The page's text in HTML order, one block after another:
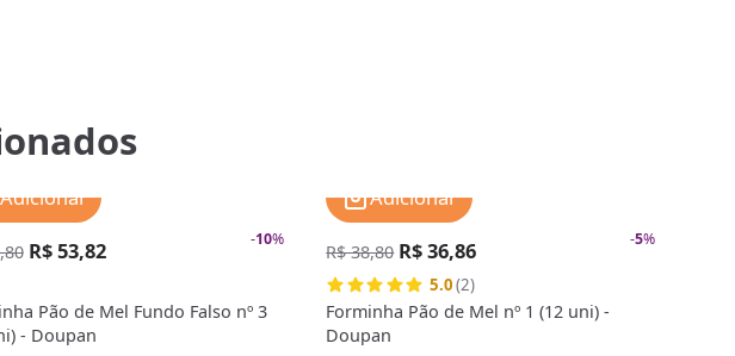
-10%
R$ 53,82
Pão de Mel Fundo Falso nº 3
- Doupan
Adicionar
-5%
R$ 38,80 R$ 36,86
5.0(2)
Forminha Pão de Mel nº 1 (12 uni) -
Doupan
Adicionar